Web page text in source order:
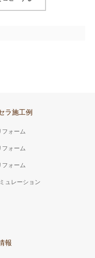
ラ施工例
フォーム
フォーム
フォーム
ュレーション
報